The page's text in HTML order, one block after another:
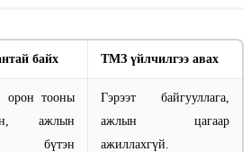
байх ТМЗ үйлчилгээ авах
орон тооны
ажлын
бүтэн
Гэрээт байгууллага,
ажлын цагаар
ажиллахгүй.